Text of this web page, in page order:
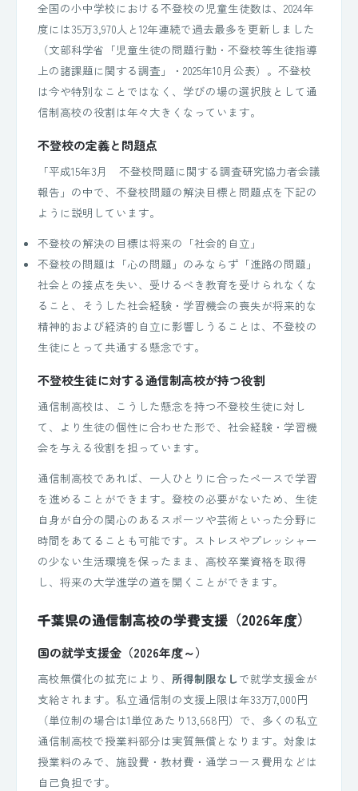
全国の小中学校における不登校の児童生徒数は、2024年
度には35万3,970人と12年連続で過去最多を更新しました
（文部科学省「児童生徒の問題行動・不登校等生徒指導
上の諸課題に関する調査」・2025年10月公表）。不登校
は今や特別なことではなく、学びの場の選択肢として通
信制高校の役割は年々大きくなっています。
不登校の定義と問題点
「平成15年3月 不登校問題に関する調査研究協力者会議
報告」の中で、不登校問題の解決目標と問題点を下記の
ように説明しています。
不登校の解決の目標は将来の「社会的自立」
不登校の問題は「心の問題」のみならず「進路の問題」
社会との接点を失い、受けるべき教育を受けられなくな
ること、そうした社会経験・学習機会の喪失が将来的な
精神的および経済的自立に影響しうることは、不登校の
生徒にとって共通する懸念です。
不登校生徒に対する通信制高校が持つ役割
通信制高校は、こうした懸念を持つ不登校生徒に対し
て、より生徒の個性に合わせた形で、社会経験・学習機
会を与える役割を担っています。
通信制高校であれば、一人ひとりに合ったペースで学習
を進めることができます。登校の必要がないため、生徒
自身が自分の関心のあるスポーツや芸術といった分野に
時間をあてることも可能です。ストレスやプレッシャー
の少ない生活環境を保ったまま、高校卒業資格を取得
し、将来の大学進学の道を開くことができます。
千葉県の通信制高校の学費支援（2026年度）
国の就学支援金（2026年度～）
高校無償化の拡充により、 所得制限なしで就学支援金が
支給されます。私立通信制の支援上限は年33万7,000円
（単位制の場合は1単位あたり13,668円）で、多くの私立
通信制高校で授業料部分は実質無償となります。対象は
授業料のみで、施設費・教材費・通学コース費用などは
自己負担です。